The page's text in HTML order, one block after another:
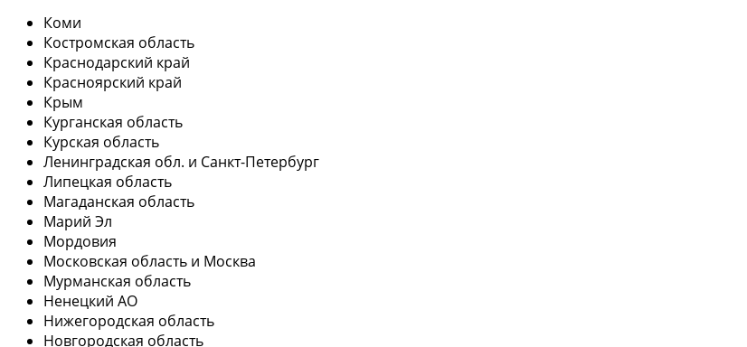
Коми
Костромская область
Краснодарский край
Красноярский край
Крым
Курганская область
Курская область
Ленинградская обл. и Санкт-Петербург
Липецкая область
Магаданская область
Марий Эл
Мордовия
Московская область и Москва
Мурманская область
Ненецкий АО
Нижегородская область
Новгородская область